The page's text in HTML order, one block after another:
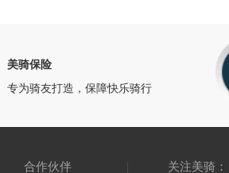
美骑保险
专为骑友打造，保障快乐骑行
合作伙伴 关注美骑：